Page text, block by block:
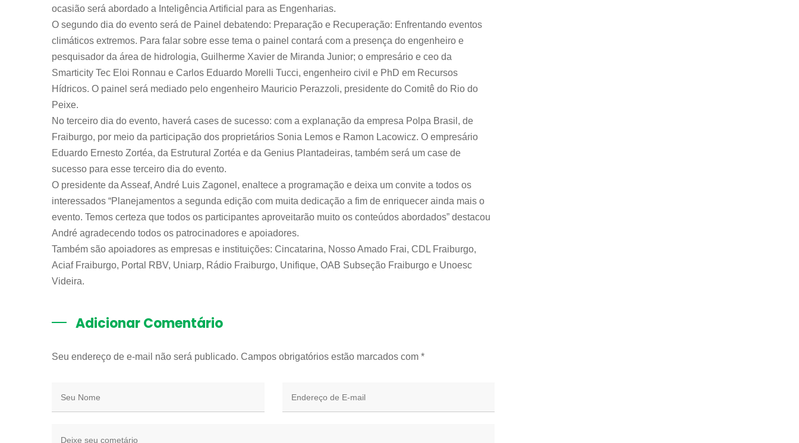
ocasião será abordado a Inteligência Artificial para as Engenharias.
O segundo dia do evento será de Painel debatendo: Preparação e Recuperação: Enfrentando eventos
climáticos extremos. Para falar sobre esse tema o painel contará com a presença do engenheiro e
pesquisador da área de hidrologia, Guilherme Xavier de Miranda Junior; o empresário e ceo da
Smarticity Tec Eloi Ronnau e Carlos Eduardo Morelli Tucci, engenheiro civil e PhD em Recursos
Hídricos. O painel será mediado pelo engenheiro Mauricio Perazzoli, presidente do Comitê do Rio do
Peixe.
No terceiro dia do evento, haverá cases de sucesso: com a explanação da empresa Polpa Brasil, de
Fraiburgo, por meio da participação dos proprietários Sonia Lemos e Ramon Lacowicz. O empresário
Eduardo Ernesto Zortéa, da Estrutural Zortéa e da Genius Plantadeiras, também será um case de
sucesso para esse terceiro dia do evento.
O presidente da Asseaf, André Luis Zagonel, enaltece a programação e deixa um convite a todos os
interessados “Planejamentos a segunda edição com muita dedicação a fim de enriquecer ainda mais o
evento. Temos certeza que todos os participantes aproveitarão muito os conteúdos abordados” destacou
André agradecendo todos os patrocinadores e apoiadores.
Também são apoiadores as empresas e instituições: Cincatarina, Nosso Amado Frai, CDL Fraiburgo,
Aciaf Fraiburgo, Portal RBV, Uniarp, Rádio Fraiburgo, Unifique, OAB Subseção Fraiburgo e Unoesc
Videira.
Adicionar Comentário
Seu endereço de e-mail não será publicado. Campos obrigatórios estão marcados com *